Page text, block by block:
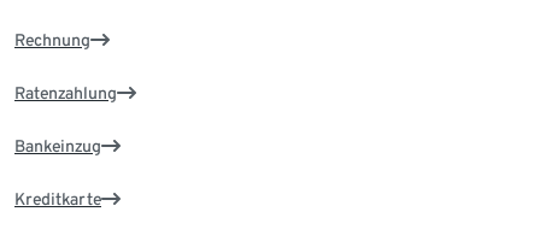
Rechnung
Ratenzahlung
Bankeinzug
Kreditkarte